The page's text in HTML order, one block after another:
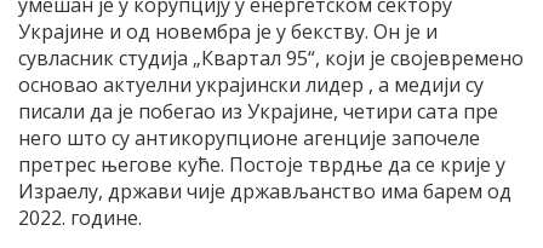
Украјине и од новембра је у бекству. Он је и
сувласник студија „Квартал 95“, који је својевремено
основао актуелни украјински лидер , а медији су
писали да је побегао из Украјине, четири сата пре
него што су антикорупционе агенције започеле
претрес његове куће. Постоје тврдње да се крије у
Израелу, држави чије држављанство има барем од
2022. године.